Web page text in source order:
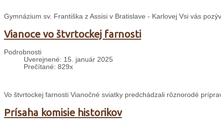
Gymnázium sv. Františka z Assisi v Bratislave - Karlovej Vsi vás
Vianoce vo štvrtockej farnosti
Podrobnosti
Uverejnené: 15. január 2025
Prečítané: 829x
Vo štvrtockej farnosti Vianočné sviatky predchádzali rôznorodé
Prísaha komisie historikov